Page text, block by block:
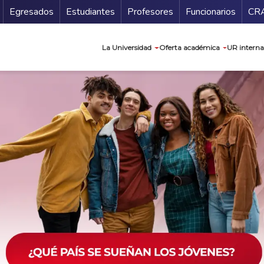
Secundario
Egresados Estudiantes Profesores Funcionarios
La Universidad Oferta académica UR